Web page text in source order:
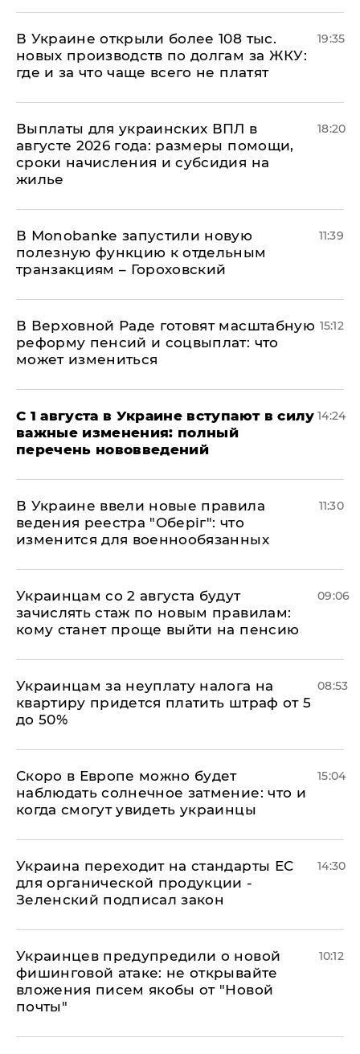
В Украине открыли более 108 тыс.
новых производств по долгам за ЖКУ:
где и за что чаще всего не платят
19:35
Выплаты для украинских ВПЛ в
августе 2026 года: размеры помощи,
сроки начисления и субсидия на
жилье
18:20
В Мonobankе запустили новую
полезную функцию к отдельным
транзакциям – Гороховский
11:39
В Верховной Раде готовят масштабную
реформу пенсий и соцвыплат: что
может измениться
15:12
С 1 августа в Украине вступают в силу
важные изменения: полный
перечень нововведений
14:24
В Украине ввели новые правила
ведения реестра "Оберіг": что
изменится для военнообязанных
11:30
Украинцам со 2 августа будут
зачислять стаж по новым правилам:
кому станет проще выйти на пенсию
09:06
Украинцам за неуплату налога на
квартиру придется платить штраф от 5
до 50%
08:53
Скоро в Европе можно будет
наблюдать солнечное затмение: что и
когда смогут увидеть украинцы
15:04
Украина переходит на стандарты ЕС
для органической продукции -
Зеленский подписал закон
14:30
Украинцев предупредили о новой
фишинговой атаке: не открывайте
вложения писем якобы от "Новой
почты"
10:12